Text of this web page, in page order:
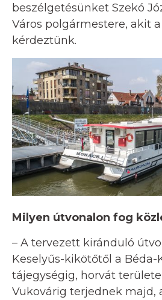
beszélgetésünket Szekó
Város polgármestere, akit
kérdeztünk.
Milyen útvonalon fog
– A tervezett kiránduló
Keselyűs-kikötőtől a Béda-
tájegységig, horvát
Vukovárig terjednek majd,